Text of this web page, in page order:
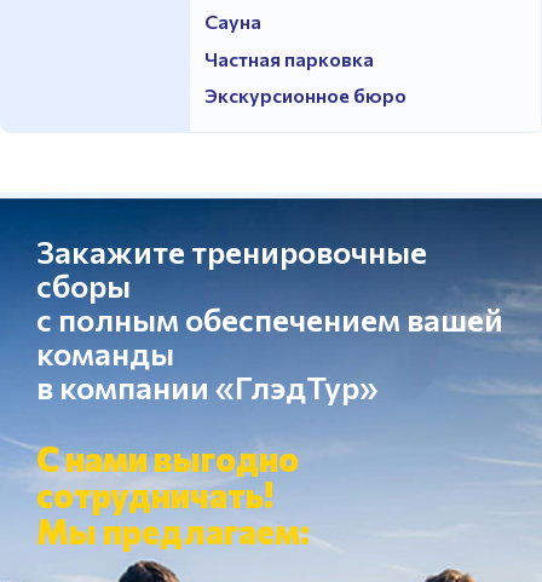
Сауна
Частная парковка
Экскурсионное бюро
Закажите тренировочные
сборы
с полным обеспечением вашей
команды
в компании «ГлэдТур»
С нами выгодно
сотрудничать!
Мы предлагаем: